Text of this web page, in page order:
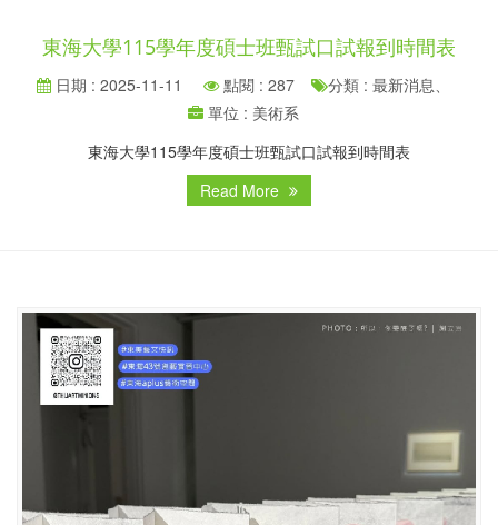
東海大學115學年度碩士班甄試口試報到時間表
日期 : 2025-11-11 點閱 : 287
分類 : 最新消息、
單位 : 美術系
東海大學115學年度碩士班甄試口試報到時間表
Read More